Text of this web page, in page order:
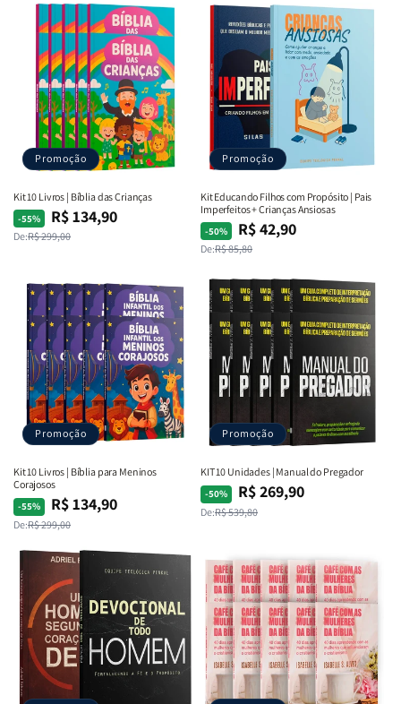
Promoção
Kit 10 Livros | Bíblia das Crianças
-55%
Preço
normal
De:R$ 299,00
Preço
promocional
R$ 134,90
Promoção
Kit Educando Filhos com Propósito | Pais
Imperfeitos + Crianças Ansiosas
-50%
Preço
normal
De:R$ 85,80
Preço
promocional
R$ 42,90
Promoção
Kit 10 Livros | Bíblia para Meninos
Corajosos
-55%
Preço
normal
De:R$ 299,00
Preço
promocional
R$ 134,90
Promoção
KIT 10 Unidades | Manual do Pregador
-50%
Preço
normal
De:R$ 539,80
Preço
promocional
R$ 269,90